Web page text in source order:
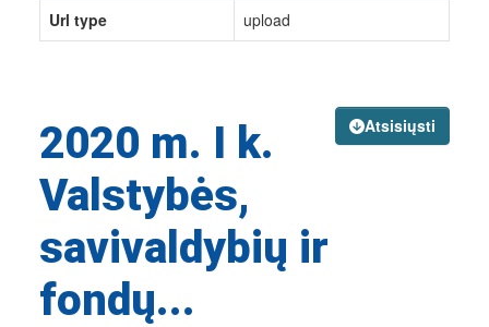
Atsisiųsti
2020 m. I k.
Valstybės,
savivaldybių ir
fondų...
Url type
upload